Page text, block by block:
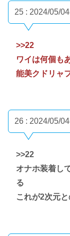
25 : 2024/05/
>>22
ワイは何個も
能美クドリャ
26 : 2024/05/
>>22
オナホ装着し
る
これが2次元